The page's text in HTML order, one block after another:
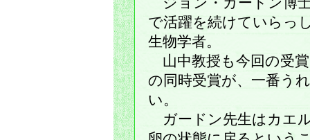
で活躍を続けていらっ
生物学者。
山中教授も今回の受
の同時受賞が、一番う
い。
ガードン先生はカエ